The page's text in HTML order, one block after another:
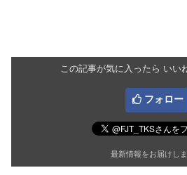
この記事が気に入ったら いい
フォロー
最新情報をお届けしま